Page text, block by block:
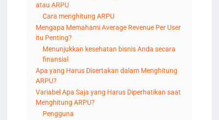
atau ARPU
Cara menghitung ARPU
Mengapa Memahami Average Revenue Per User
itu Penting?
Menunjukkan kesehatan bisnis Anda secara
finansial
Apa yang Harus Disertakan dalam Menghitung
ARPU?
Variabel Apa Saja yang Harus Diperhatikan saat
Menghitung ARPU?
Pengguna